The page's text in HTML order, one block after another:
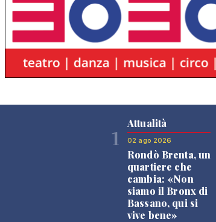
1
Attualità
02 ago 2026
Rondò Brenta, un
quartiere che
cambia: «Non
siamo il Bronx di
Bassano, qui si
vive bene»